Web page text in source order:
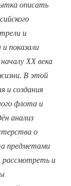
описать
и
показали
XX века
В этой
и создания
флота и
анализ
о
предметами
рассмотреть и